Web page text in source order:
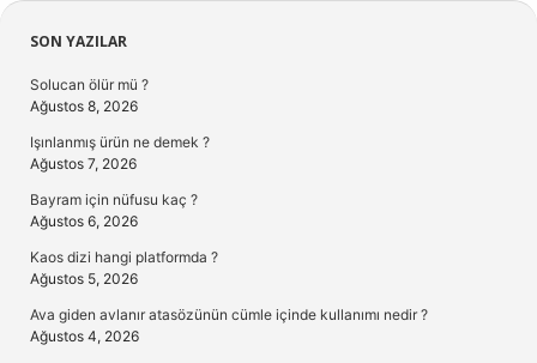
Sidebar
SON YAZILAR
Solucan ölür mü ?
Ağustos 8, 2026
Işınlanmış ürün ne demek ?
Ağustos 7, 2026
Bayram için nüfusu kaç ?
Ağustos 6, 2026
Kaos dizi hangi platformda ?
Ağustos 5, 2026
Ava giden avlanır atasözünün cümle içinde kullanımı nedir ?
Ağustos 4, 2026